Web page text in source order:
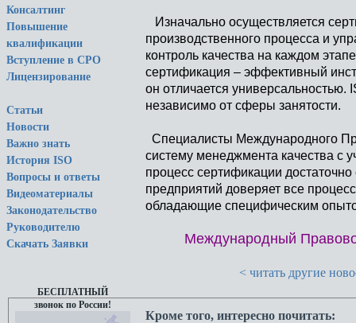
Консалтинг
Повышение
квалификации
Вступление в СРО
Лицензирование
Статьи
Новости
Важно знать
История ISO
Вопросы и ответы
Видеоматериалы
Законодательство
Руководителю
Скачать Заявки
БЕСПЛАТНЫЙ
звонок по России!
Изначально осуществляется
производственного процесса и
контроль качества на каждом
сертификация – эффективный
он отличается
независимо от сферы занятости.
Специалисты Международного
систему менеджмента качества с
процесс сертификации
предприятий доверяет все
обладающие специфическим
Международный
< читать другие
Кроме того, интересно почитать: